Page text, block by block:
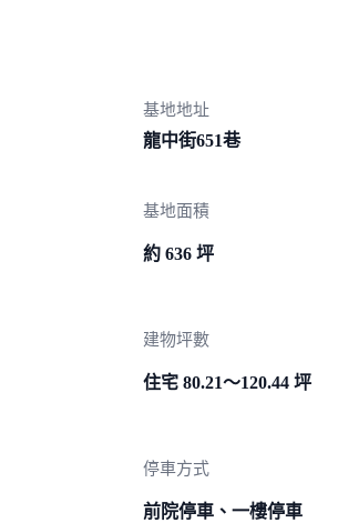
基地地址
龍中街651巷
基地面積
約 636 坪
建物坪數
住宅 80.21～120.44 坪
停車方式
前院停車、一樓停車